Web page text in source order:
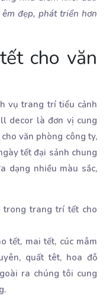
đẹp, phát triển hơn
cho văn
vụ trang trí tiểu cảnh
decor là đơn vị cung
văn phòng công ty,
tết đại sảnh chung
dạng nhiều màu sắc,
trong trang trí tết cho
tết, mai tết, cúc mâm
quất têt, hoa đỗ
ra chúng tôi cung